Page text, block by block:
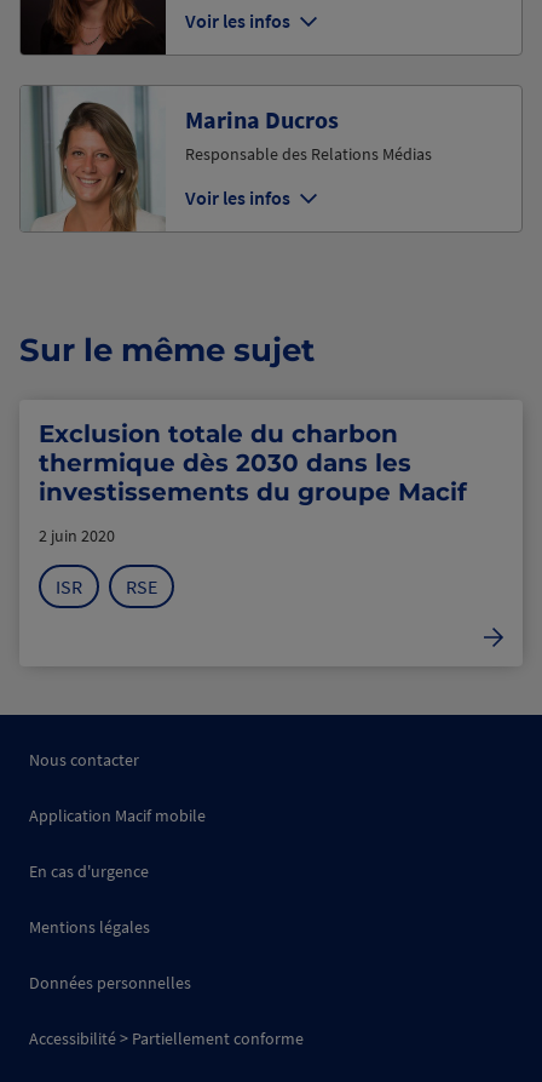
Voir les infos
Marina Ducros
Responsable des Relations Médias
Voir les infos
Sur le même sujet
Exclusion totale du charbon
thermique dès 2030 dans les
investissements du groupe Macif
2 juin 2020
ISR RSE
Nous contacter
Application Macif mobile
En cas d'urgence
Mentions légales
Données personnelles
Accessibilité > Partiellement conforme